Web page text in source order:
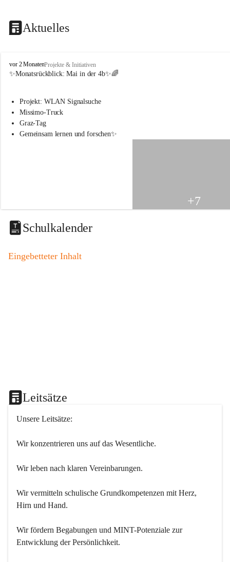
Aktuelles
V
o
s
s
c
i
t
a
o
vor 2 MonatenProjekte & Initiativen
✨Monatsrückblick: Mai in der 4b✨🌈
Projekt: WLAN Signalsuche
Missimo-Truck
Graz-Tag
Gemeinsam lernen und forschen✨
+7
Schulkalender
Eingebetteter Inhalt
Leitsätze
Unsere Leitsätze:
Wir konzentrieren uns auf das Wesentliche.
Wir leben nach klaren Vereinbarungen.
Wir vermitteln schulische Grundkompetenzen mit Herz,
Hirn und Hand.
Wir fördern Begabungen und MINT-Potenziale zur
Entwicklung der Persönlichkeit.